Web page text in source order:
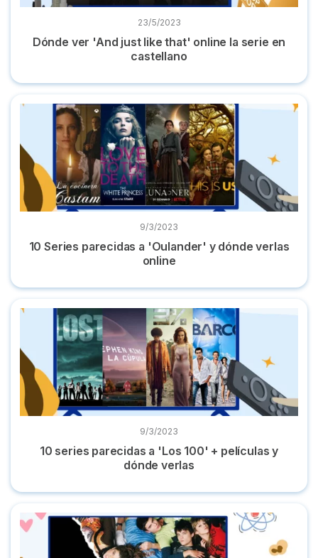
23/5/2023
Dónde ver 'And just like that' online la serie en
castellano
10 Series parecidas a 'Oulander' y dónde verlas online
9/3/2023
10 Series parecidas a 'Oulander' y dónde verlas
online
10 series parecidas a 'Los 100' + películas y dónde verlas
9/3/2023
10 series parecidas a 'Los 100' + películas y
dónde verlas
Dónde ver 'Física o Química': todas sus temporadas online